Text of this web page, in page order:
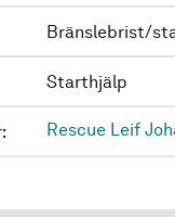
Bränslebrist/
Starthjälp
Rescue Leif